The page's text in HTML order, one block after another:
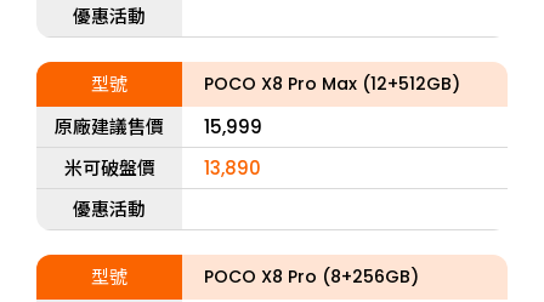
優惠活動
型號 POCO X8 Pro Max (12+512GB)
原廠建議售價
15,999
米可破盤價
13,890
優惠活動
型號 POCO X8 Pro (8+256GB)